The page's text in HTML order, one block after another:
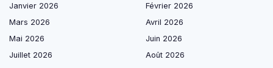
Janvier 2026
Février 2026
Mars 2026
Avril 2026
Mai 2026
Juin 2026
Juillet 2026
Août 2026